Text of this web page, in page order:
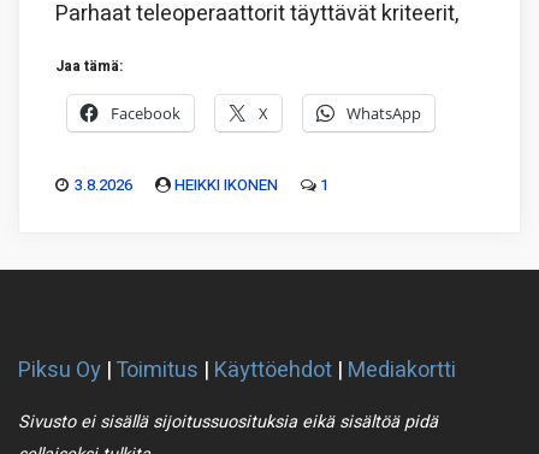
Parhaat teleoperaattorit täyttävät kriteerit,
Jaa tämä:
Facebook X WhatsApp
3.8.2026 HEIKKI IKONEN 1
Piksu Oy |Toimitus | Käyttöehdot | Mediakortti
Sivusto ei sisällä sijoitussuosituksia eikä sisältöä pidä